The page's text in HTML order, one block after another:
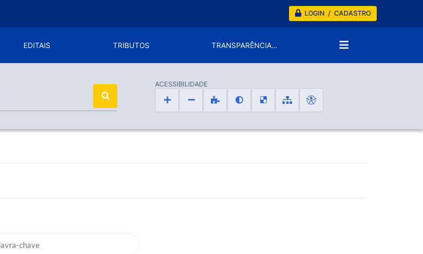
LOGIN / CADASTRO
EDITAIS TRIBUTOS TRANSPARÊNCIA...
ACESSIBILIDADE